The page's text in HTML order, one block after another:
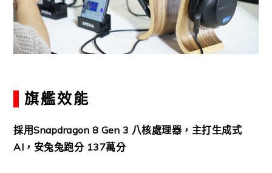
旗艦效能
採用Snapdragon 8 Gen 3 八核處理器，主打生成式
AI，安兔兔跑分 137萬分